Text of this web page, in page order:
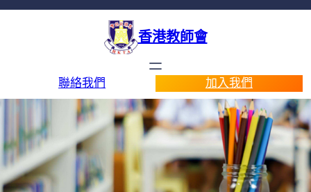
香港教師會
聯絡我們 加入我們